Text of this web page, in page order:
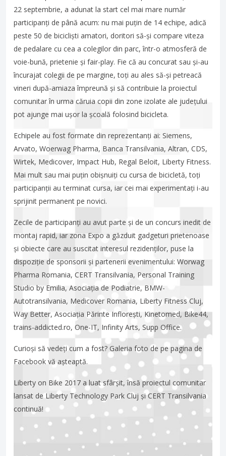
22 septembrie, a adunat la start cel mai mare număr
participanți de până acum: nu mai puțin de 14 echipe, adică
peste 50 de bicicliști amatori, doritori să-și compare viteza
de pedalare cu cea a colegilor din parc, într-o atmosferă de
voie-bună, prietenie și fair-play. Fie că au concurat sau și-au
încurajat colegii de pe margine, toți au ales să-și petreacă
vineri după-amiaza împreună și să contribuie la proiectul
comunitar în urma căruia copii din zone izolate ale județului
pot ajunge mai ușor la școală folosind bicicleta.
Echipele au fost formate din reprezentanți ai: Siemens,
Arvato, Woerwag Pharma, Banca Transilvania, Altran, CDS,
Wirtek, Medicover, Impact Hub, Regal Beloit, Liberty Fitness.
Mai mult sau mai puțin obișnuiți cu cursa de bicicletă, toți
participanții au terminat cursa, iar cei mai experimentați i-au
sprijinit permanent pe novici.
Zecile de participanți au avut parte și de un concurs inedit de
montaj rapid, iar zona Expo a găzduit gadgeturi prietenoase
și obiecte care au suscitat interesul rezidenților, puse la
dispoziție de sponsorii și partenerii evenimentului: Worwag
Pharma Romania, CERT Transilvania, Personal Training
Studio by Emilia, Asociația de Podiatrie, BMW-
Autotransilvania, Medicover Romania, Liberty Fitness Cluj,
Way Better, Asociația Părinte Inflorești, Kinetomed, Bike44,
trains-addicted.ro, One-IT, Infinity Arts, Supp Office.
Curioși să vedeți cum a fost? Galeria foto de pe pagina de
Facebook vă așteaptă.
Liberty on Bike 2017 a luat sfârșit, însă proiectul comunitar
lansat de Liberty Technology Park Cluj și CERT Transilvania
continuă!